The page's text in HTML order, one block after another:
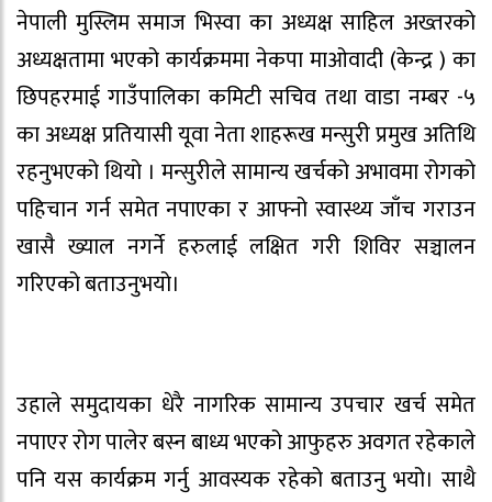
नेपाली मुस्लिम समाज भिस्वा का अध्यक्ष साहिल अख्तरको
अध्यक्षतामा भएको कार्यक्रममा नेकपा माओवादी (केन्द्र ) का
छिपहरमाई गाउँपालिका कमिटी सचिव तथा वाडा नम्बर -५
का अध्यक्ष प्रतियासी यूवा नेता शाहरूख मन्सुरी प्रमुख अतिथि
रहनुभएको थियो । मन्सुरीले सामान्य खर्चको अभावमा रोगको
पहिचान गर्न समेत नपाएका र आफ्नो स्वास्थ्य जाँच गराउन
खासै ख्याल नगर्ने हरुलाई लक्षित गरी शिविर सञ्चालन
गरिएको बताउनुभयो।
उहाले समुदायका धेरै नागरिक सामान्य उपचार खर्च समेत
नपाएर रोग पालेर बस्न बाध्य भएको आफुहरु अवगत रहेकाले
पनि यस कार्यक्रम गर्नु आवस्यक रहेको बताउनु भयो। साथै